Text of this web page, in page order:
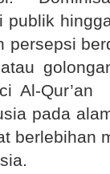
publik
persepsi
Al-Qur’an
pada
berlebihan